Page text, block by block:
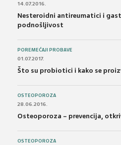
14.07.2016.
Nesteroidni antireumatici i
podnošljivost
POREMEĆAJI PROBAVE
01.07.2017.
Što su probiotici i kako se
OSTEOPOROZA
28.06.2016.
Osteoporoza – prevencija,
OSTEOPOROZA